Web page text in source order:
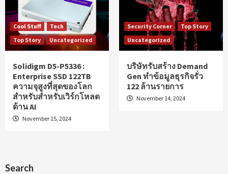
Cool Stuff
Tech
Top Story
Uncategorized
Solidigm D5-P5336 :
Enterprise SSD 122TB
ความจุสูงที่สุดของโลก
สำหรับสำหรับเวิร์กโหลด
ด้าน AI
November 15, 2024
Security Corner
Top Story
Uncategorized
บริษัทรับสร้าง Demand
Gen ทำข้อมูลธุรกิจรั่ว
122 ล้านรายการ
November 14, 2024
Search